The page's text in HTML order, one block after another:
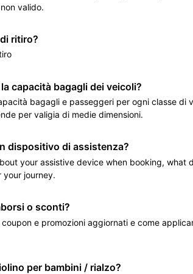
valido.
ritiro?
capacità bagagli dei veicoli?
bagagli e passeggeri per ogni classe di
per valigia di medie dimensioni.
dispositivo di assistenza?
your assistive device when booking, what
your journey.
o sconti?
e promozioni aggiornati e come
per bambini / rialzo?